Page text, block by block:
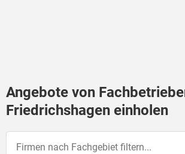
Angebote von
Friedrichshagen einholen